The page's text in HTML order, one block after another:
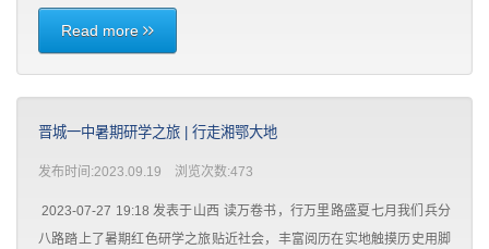
Read more
晋城一中暑期研学之旅 | 行走湘鄂大地
发布时间:2023.09.19 浏览次数:473
2023-07-27 19:18 发表于山西 读万卷书，行万里路盛夏七月我们兵分
八路踏上了暑期红色研学之旅贴近社会，丰富阅历在实地触摸历史用脚